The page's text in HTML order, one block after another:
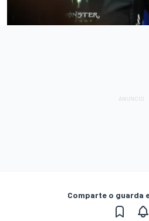
Comparte o guarda